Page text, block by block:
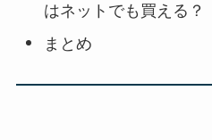
はネットでも買える？
まとめ